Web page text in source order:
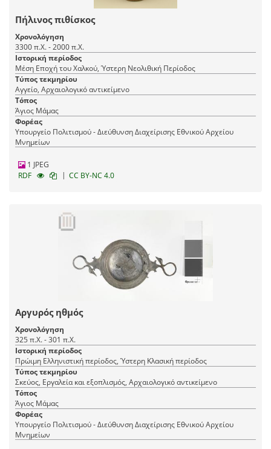
Πήλινος πιθίσκος
Χρονολόγηση
3300 π.Χ. - 2000 π.Χ.
Ιστορική περίοδος
Μέση Εποχή του Χαλκού, Ύστερη Νεολιθική Περίοδος
Τύπος τεκμηρίου
Αγγείο, Αρχαιολογικό αντικείμενο
Τόπος
Άγιος Μάμας
Φορέας
Υπουργείο Πολιτισμού - Διεύθυνση Διαχείρισης Εθνικού Αρχείου
Μνημείων
1 JPEG
RDF
| CC BY-NC 4.0
Αργυρός ηθμός
Χρονολόγηση
325 π.Χ. - 301 π.Χ.
Ιστορική περίοδος
Πρώιμη Ελληνιστική περίοδος, Ύστερη Κλασική περίοδος
Τύπος τεκμηρίου
Σκεύος, Εργαλεία και εξοπλισμός, Αρχαιολογικό αντικείμενο
Τόπος
Άγιος Μάμας
Φορέας
Υπουργείο Πολιτισμού - Διεύθυνση Διαχείρισης Εθνικού Αρχείου
Μνημείων